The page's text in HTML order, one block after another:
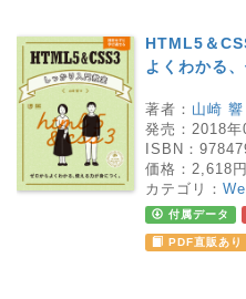
HTML5＆
よくわかる
著者： 山崎 響
発売： 2018年
ISBN：
価格： 2,618円
カテゴリ：
付属データ
PDF直販あり